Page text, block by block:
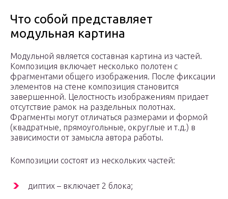
Что собой представляет
модульная картина
Модульной является составная картина из частей.
Композиция включает несколько полотен с
фрагментами общего изображения. После фиксации
элементов на стене композиция становится
завершенной. Целостность изображениям придает
отсутствие рамок на раздельных полотнах.
Фрагменты могут отличаться размерами и формой
(квадратные, прямоугольные, округлые и т.д.) в
зависимости от замысла автора работы.
Композиции состоят из нескольких частей:
диптих – включает 2 блока;